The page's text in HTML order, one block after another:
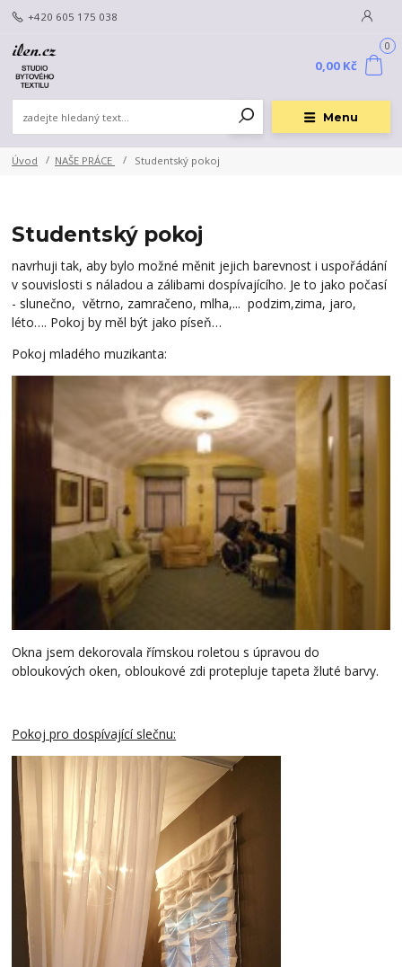
Menu
+420 605 175 038
0
0,00 Kč
Úvod NAŠE PRÁCE Studentský pokoj
Studentský pokoj
navrhuji tak, aby bylo možné měnit jejich barevnost i uspořádání
v souvislosti s náladou a zálibami dospívajícího. Je to jako počasí
- slunečno, větrno, zamračeno, mlha,... podzim,zima, jaro,
léto…. Pokoj by měl být jako píseň…
Pokoj mladého muzikanta:
Okna jsem dekorovala římskou roletou s úpravou do
obloukových oken, obloukové zdi protepluje tapeta žluté barvy.
Pokoj pro dospívající slečnu: